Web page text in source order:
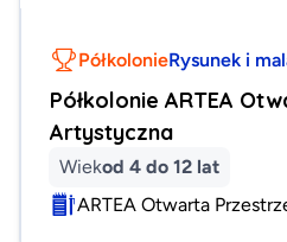
PółkolonieRysunek i
Półkolonie ARTEA
Artystyczna
Wiekod 4 do 12 lat
ARTEA Otwarta